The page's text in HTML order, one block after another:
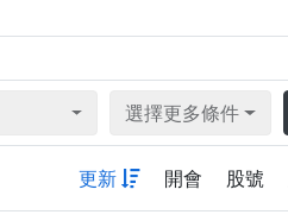
選擇更多條件
更新 開會 股號